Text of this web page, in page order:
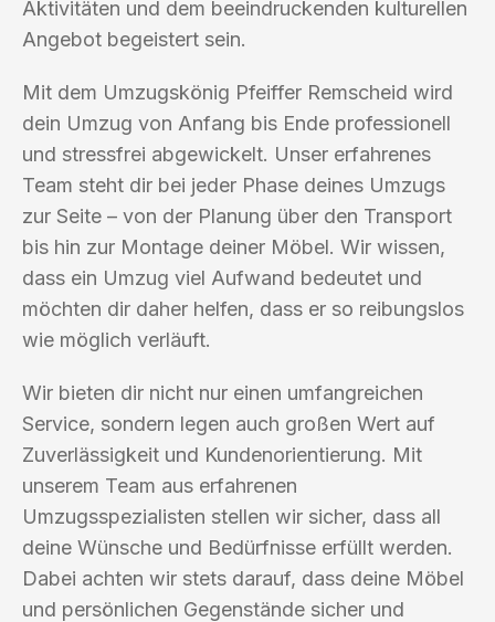
Aktivitäten und dem beeindruckenden kulturellen
Angebot begeistert sein.
Mit dem Umzugskönig Pfeiffer Remscheid wird
dein Umzug von Anfang bis Ende professionell
und stressfrei abgewickelt. Unser erfahrenes
Team steht dir bei jeder Phase deines Umzugs
zur Seite – von der Planung über den Transport
bis hin zur Montage deiner Möbel. Wir wissen,
dass ein Umzug viel Aufwand bedeutet und
möchten dir daher helfen, dass er so reibungslos
wie möglich verläuft.
Wir bieten dir nicht nur einen umfangreichen
Service, sondern legen auch großen Wert auf
Zuverlässigkeit und Kundenorientierung. Mit
unserem Team aus erfahrenen
Umzugsspezialisten stellen wir sicher, dass all
deine Wünsche und Bedürfnisse erfüllt werden.
Dabei achten wir stets darauf, dass deine Möbel
und persönlichen Gegenstände sicher und